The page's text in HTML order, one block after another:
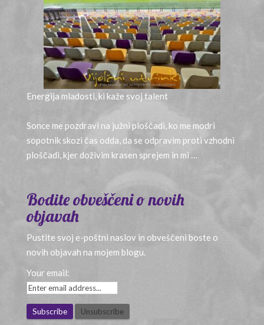
Energija mladosti, ki kaže svoj talent
Sonce me pozdravi na južni ploščadi, ko me modri
sopotnik skozi čas odda, da se odpravim proti vzhodni
ploščadi, kjer doživim krasen sprejem in mi …
Bodite obveščeni o novih
objavah
Pustite svoj e-poštni naslov in obveščeni boste o
novih objavah na mojem blogu.
Your email: